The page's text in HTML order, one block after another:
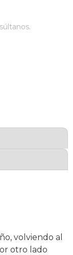
volviendo al
otro lado